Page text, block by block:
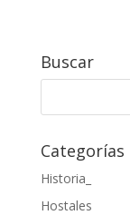
Buscar
Categorías
Historia_
Hostales